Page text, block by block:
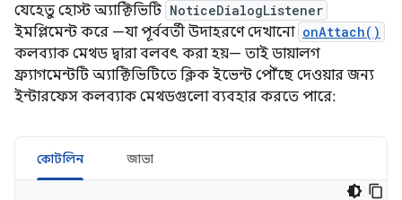
যেহেতু হোস্ট অ্যাক্টিভিটি NoticeDialogListener
ইমপ্লিমেন্ট করে —যা পূর্ববর্তী উদাহরণে দেখানো onAttach()
কলব্যাক মেথড দ্বারা বলবৎ করা হয়— তাই ডায়ালগ
ফ্র্যাগমেন্টটি অ্যাক্টিভিটিতে ক্লিক ইভেন্ট পৌঁছে দেওয়ার জন্য
ইন্টারফেস কলব্যাক মেথডগুলো ব্যবহার করতে পারে:
কোটলিন জাভা